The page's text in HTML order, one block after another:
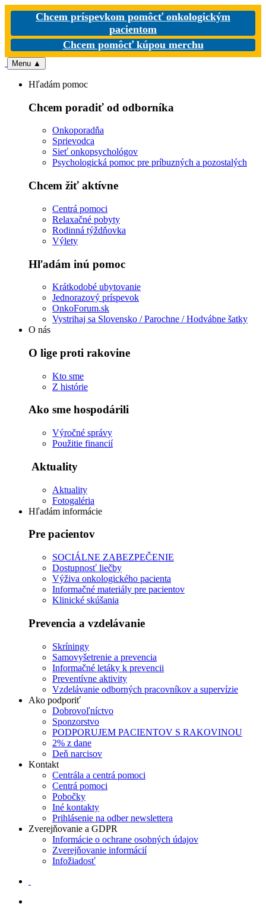
Chcem príspevkom pomôcť onkologickým
pacientom
Chcem pomôcť kúpou merchu
Menu ▲
Hľadám pomoc
Chcem poradiť od odborníka
Onkoporadňa
Sprievodca
Sieť onkopsychológov
Psychologická pomoc pre príbuzných a pozostalých
Chcem žiť aktívne
Centrá pomoci
Relaxačné pobyty
Rodinná týždňovka
Výlety
Hľadám inú pomoc
Krátkodobé ubytovanie
Jednorazový príspevok
OnkoForum.sk
Vystrihaj sa Slovensko / Parochne / Hodvábne šatky
O nás
O lige proti rakovine
Kto sme
Z histórie
Ako sme hospodárili
Výročné správy
Použitie financií
Aktuality
Aktuality
Fotogaléria
Hľadám informácie
Pre pacientov
SOCIÁLNE ZABEZPEČENIE
Dostupnosť liečby
Výživa onkologického pacienta
Informačné materiály pre pacientov
Klinické skúšania
Prevencia a vzdelávanie
Skríningy
Samovyšetrenie a prevencia
Informačné letáky k prevencii
Preventívne aktivity
Vzdelávanie odborných pracovníkov a supervízie
Ako podporiť
Dobrovoľníctvo
Sponzorstvo
PODPORUJEM PACIENTOV S RAKOVINOU
2% z dane
Deň narcisov
Kontakt
Centrála a centrá pomoci
Centrá pomoci
Pobočky
Iné kontakty
Prihlásenie na odber newslettera
Zverejňovanie a GDPR
Informácie o ochrane osobných údajov
Zverejňovanie informácií
Infožiadosť